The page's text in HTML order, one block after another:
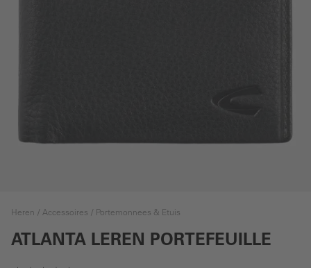
Heren Accessoires Portemonnees & Etuis
ATLANTA LEREN PORTEFEUILLE